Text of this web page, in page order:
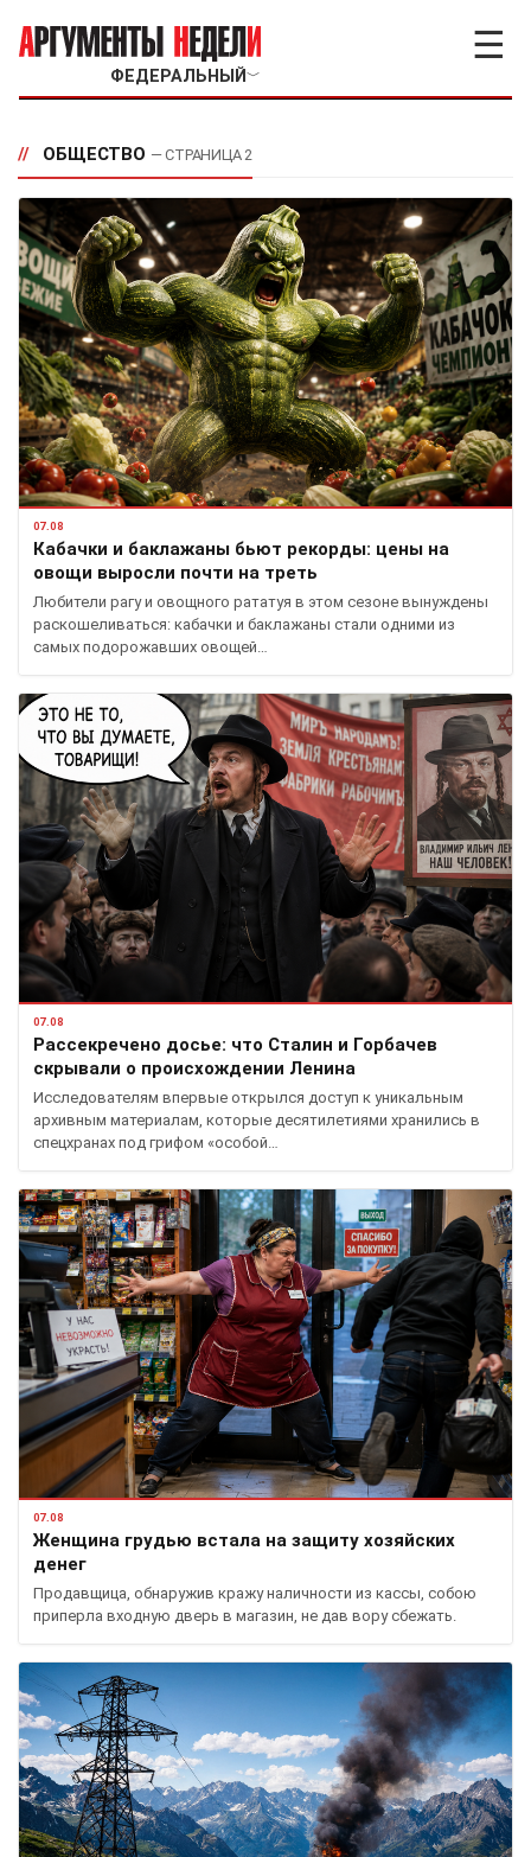
ФЕДЕРАЛЬНЫЙ ﹀
☰
// ОБЩЕСТВО — СТРАНИЦА 2
07.08
Кабачки и баклажаны бьют рекорды: цены на
овощи выросли почти на треть
Любители рагу и овощного рататуя в этом сезоне вынуждены
раскошеливаться: кабачки и баклажаны стали одними из
самых подорожавших овощей…
07.08
Рассекречено досье: что Сталин и Горбачев
скрывали о происхождении Ленина
Исследователям впервые открылся доступ к уникальным
архивным материалам, которые десятилетиями хранились в
спецхранах под грифом «особой…
07.08
Женщина грудью встала на защиту хозяйских
денег
Продавщица, обнаружив кражу наличности из кассы, собою
приперла входную дверь в магазин, не дав вору сбежать.